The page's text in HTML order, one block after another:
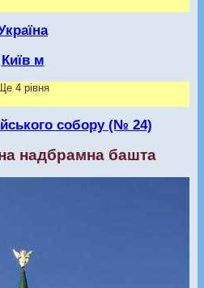
Київ м
4 рівня
собору (№ 24)
надбрамна башта